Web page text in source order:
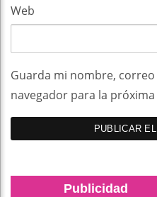
Web
Guarda mi nombre,
navegador para la
Publicidad